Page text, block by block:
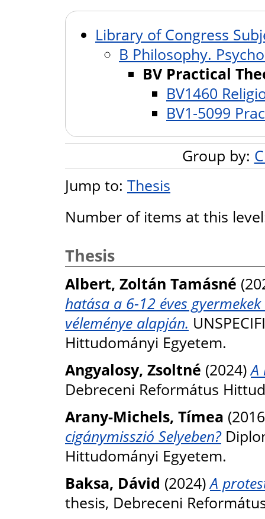
Library of Congress
B Philosophy.
BV Practical
BV1460
BV1-5099
Group by:
Jump to: Thesis
Number of items at this
Thesis
Albert, Zoltán Tamásné
hatása a 6-12 éves
véleménye alapján.
Hittudományi Egyetem.
Angyalosy, Zsoltné (2024)A
Debreceni Református
Arany-Michels, Tímea
cigánymisszió Selyeben?
Hittudományi Egyetem.
Baksa, Dávid (2024)A
thesis, Debreceni